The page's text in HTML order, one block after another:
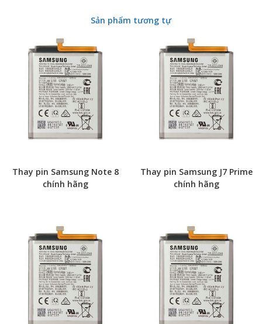
Sản phẩm tương tự
Thay pin Samsung Note 8
chính hãng
Thay pin Samsung J7 Prime
chính hãng